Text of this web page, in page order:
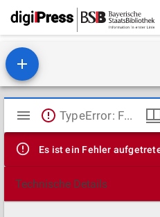
Mirador
Viewer
TypeError: Failed to fetch
Es ist ein Fehler
Technische Details